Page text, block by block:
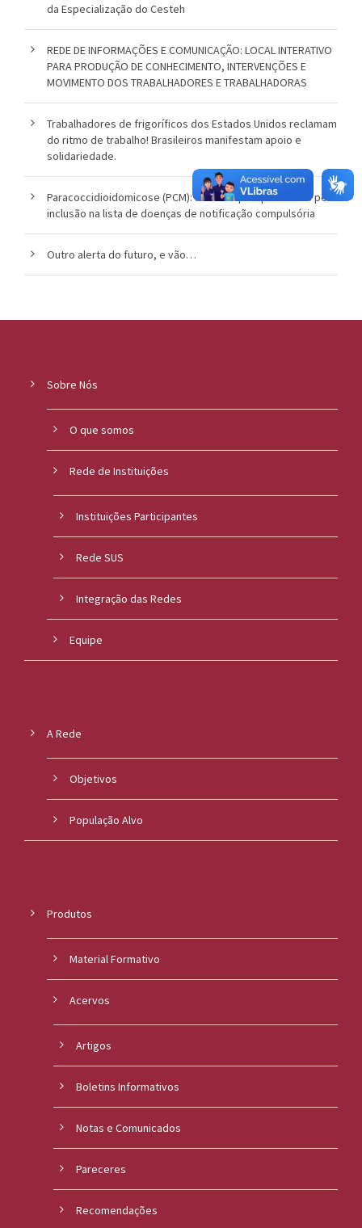
da Especialização do Cesteh
REDE DE INFORMAÇÕES E COMUNICAÇÃO: LOCAL INTERATIVO
PARA PRODUÇÃO DE CONHECIMENTO, INTERVENÇÕES E
MOVIMENTO DOS TRABALHADORES E TRABALHADORAS
Trabalhadores de frigoríficos dos Estados Unidos reclamam
do ritmo de trabalho! Brasileiros manifestam apoio e
solidariedade.
Paracoccidioidomicose (PCM): a luta de pesquisadores pela
inclusão na lista de doenças de notificação compulsória
Outro alerta do futuro, e vão…
Sobre Nós
O que somos
Rede de Instituições
Instituições Participantes
Rede SUS
Integração das Redes
Equipe
A Rede
Objetivos
População Alvo
Produtos
Material Formativo
Acervos
Artigos
Boletins Informativos
Notas e Comunicados
Pareceres
Recomendações